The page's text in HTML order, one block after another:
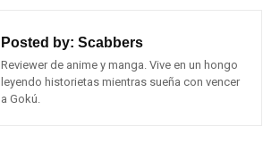
Posted by: Scabbers
Reviewer de anime y manga. Vive en un hongo
leyendo historietas mientras sueña con vencer
a Gokú.